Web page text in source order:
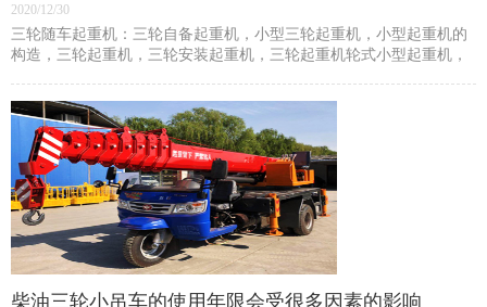
2020/12/30
三轮随车起重机：三轮自备起重机，小型三轮起重机，小型起重机的
构造，三轮起重机，三轮安装起重机，三轮起重机轮式小型起重机，
柴油三轮小吊车的使用年限会受很多因素的影响